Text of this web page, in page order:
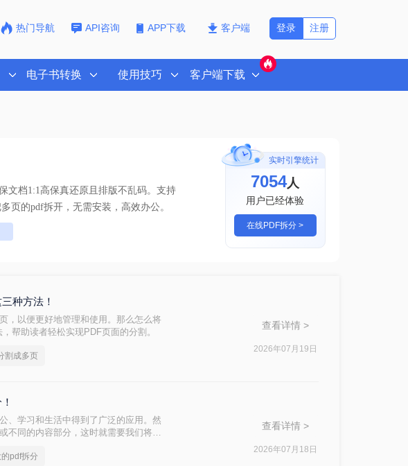
热门导航 API咨询 APP下载 客户端 注册
登录
电子书转换 使用技巧 客户端下载
文档1:1高保真还原且排版不乱码。支持
页的pdf拆开，无需安装，高效办公。
实时引擎统计
7054人
用户已经体验
在线PDF拆分 >
种方法！
，以便更好地管理和使用。那么怎么将
帮助读者轻松实现PDF页面的分割。
割成多页
查看详情 >
2026年07月19日
、学习和生活中得到了广泛的应用。然
不同的内容部分，这时就需要我们将其
作。
pdf拆分
查看详情 >
2026年07月18日